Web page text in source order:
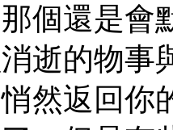
個還是會
逝的物事
然返回